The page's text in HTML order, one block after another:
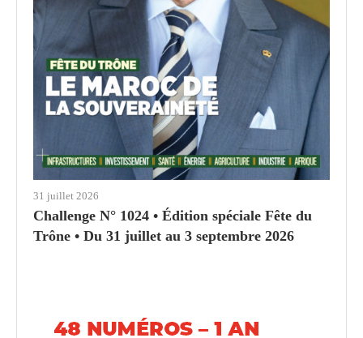
31 juillet 2026
Challenge N° 1024 • Édition spéciale Fête du
Trône • Du 31 juillet au 3 septembre 2026